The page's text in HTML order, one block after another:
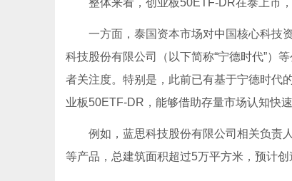
整体来看，创业板50ETF-DR在泰上市
一方面，泰国资本市场对中国核心科技
科技股份有限公司（以下简称“宁德时代”）
者关注度。特别是，此前已有基于宁德时代
业板50ETF-DR，能够借助存量市场认知快
例如，蓝思科技股份有限公司相关负责
等产品，总建筑面积超过5万平方米，预计